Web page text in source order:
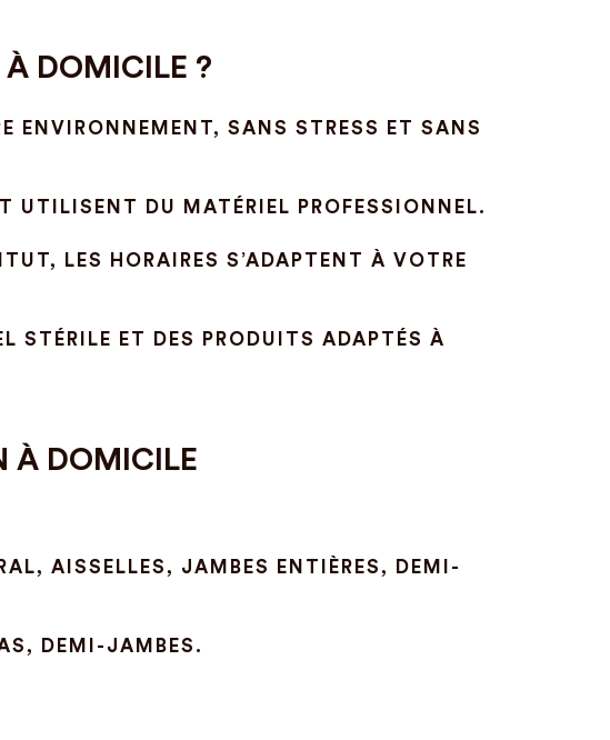
À DOMICILE ?
ENVIRONNEMENT, SANS STRESS ET SANS
UTILISENT DU MATÉRIEL PROFESSIONNEL.
LES HORAIRES S’ADAPTENT À VOTRE
STÉRILE ET DES PRODUITS ADAPTÉS À
À DOMICILE
AISSELLES, JAMBES ENTIÈRES, DEMI-
DEMI-JAMBES.